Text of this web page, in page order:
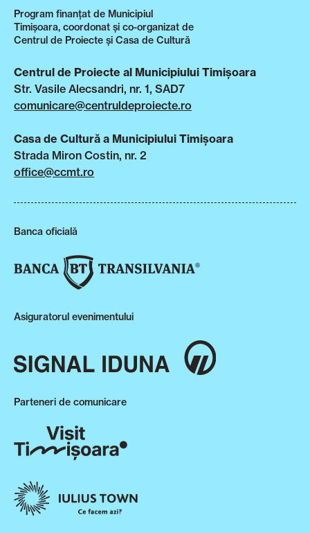
Program finanțat de Municipiul
Timișoara, coordonat și co-organizat de
Centrul de Proiecte și Casa de Cultură
Centrul de Proiecte al Municipiului Timișoara
Str. Vasile Alecsandri, nr. 1, SAD7
comunicare@centruldeproiecte.ro
Casa de Cultură a Municipiului Timișoara
Strada Miron Costin, nr. 2
office@ccmt.ro
Banca oficială
Asiguratorul evenimentului
Parteneri de comunicare